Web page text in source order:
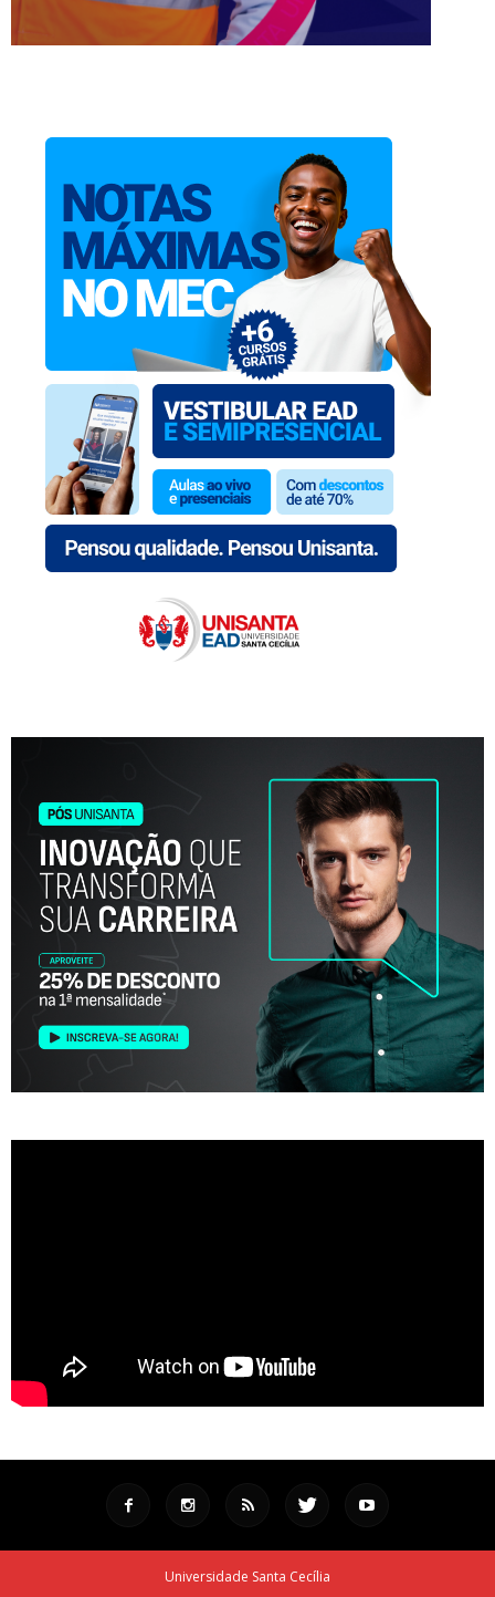
Universidade Santa Cecília